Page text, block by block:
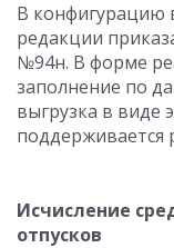
В конфигурацию
редакции
№94н. В форме
заполнение по
выгрузка в виде
поддерживается
Исчисление
отпусков